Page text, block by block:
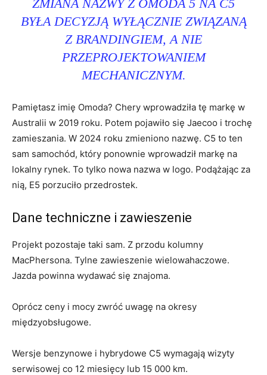
ZMIANA NAZWY Z OMODA 5 NA C5
BYŁA DECYZJĄ WYŁĄCZNIE ZWIĄZANĄ
Z BRANDINGIEM, A NIE
PRZEPROJEKTOWANIEM
MECHANICZNYM.
Pamiętasz imię Omoda? Chery wprowadziła tę markę w
Australii w 2019 roku. Potem pojawiło się Jaecoo i trochę
zamieszania. W 2024 roku zmieniono nazwę. C5 to ten
sam samochód, który ponownie wprowadził markę na
lokalny rynek. To tylko nowa nazwa w logo. Podążając za
nią, E5 porzuciło przedrostek.
Dane techniczne i zawieszenie
Projekt pozostaje taki sam. Z przodu kolumny
MacPhersona. Tylne zawieszenie wielowahaczowe.
Jazda powinna wydawać się znajoma.
Oprócz ceny i mocy zwróć uwagę na okresy
międzyobsługowe.
Wersje benzynowe i hybrydowe C5 wymagają wizyty
serwisowej co 12 miesięcy lub 15 000 km.